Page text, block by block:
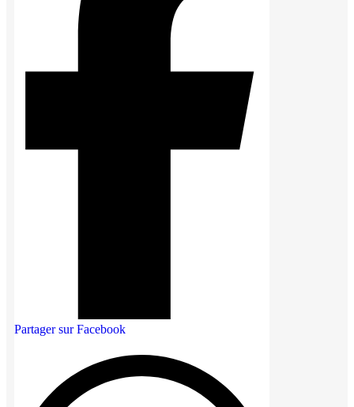
Partager sur Facebook